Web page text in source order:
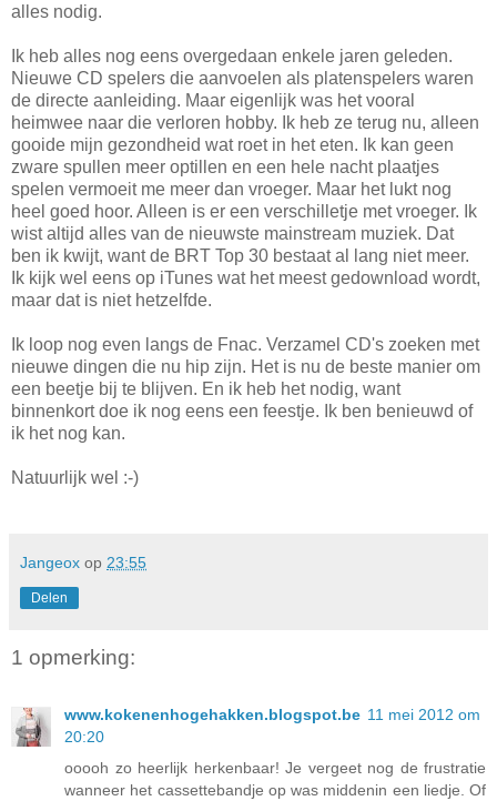
alles nodig.
Ik heb alles nog eens overgedaan enkele jaren geleden.
Nieuwe CD spelers die aanvoelen als platenspelers waren
de directe aanleiding. Maar eigenlijk was het vooral
heimwee naar die verloren hobby. Ik heb ze terug nu, alleen
gooide mijn gezondheid wat roet in het eten. Ik kan geen
zware spullen meer optillen en een hele nacht plaatjes
spelen vermoeit me meer dan vroeger. Maar het lukt nog
heel goed hoor. Alleen is er een verschilletje met vroeger. Ik
wist altijd alles van de nieuwste mainstream muziek. Dat
ben ik kwijt, want de BRT Top 30 bestaat al lang niet meer.
Ik kijk wel eens op iTunes wat het meest gedownload wordt,
maar dat is niet hetzelfde.
Ik loop nog even langs de Fnac. Verzamel CD's zoeken met
nieuwe dingen die nu hip zijn. Het is nu de beste manier om
een beetje bij te blijven. En ik heb het nodig, want
binnenkort doe ik nog eens een feestje. Ik ben benieuwd of
ik het nog kan.
Natuurlijk wel :-)
Jangeox op 23:55
Delen
1 opmerking:
www.kokenenhogehakken.blogspot.be 11 mei 2012 om
20:20
ooooh zo heerlijk herkenbaar! Je vergeet nog de frustratie
wanneer het cassettebandje op was middenin een liedje. Of